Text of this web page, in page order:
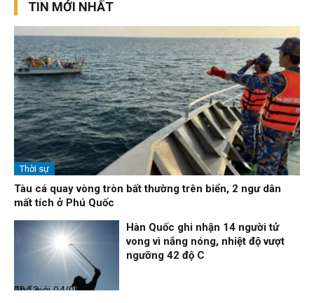
TIN MỚI NHẤT
Thời sự
Tàu cá quay vòng tròn bất thường trên biển, 2 ngư dân
mất tích ở Phú Quốc
Thế giới
04/08/26, 00:13
Hàn Quốc ghi nhận 14 người tử
vong vì nắng nóng, nhiệt độ vượt
ngưỡng 42 độ C